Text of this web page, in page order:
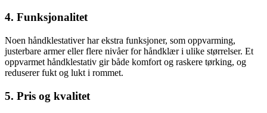
4. Funksjonalitet
Noen håndklestativer har ekstra funksjoner, som oppvarming,
justerbare armer eller flere nivåer for håndklær i ulike størrelser. Et
oppvarmet håndklestativ gir både komfort og raskere tørking, og
reduserer fukt og lukt i rommet.
5. Pris og kvalitet